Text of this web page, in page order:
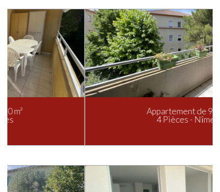
Appartement de 90 m²